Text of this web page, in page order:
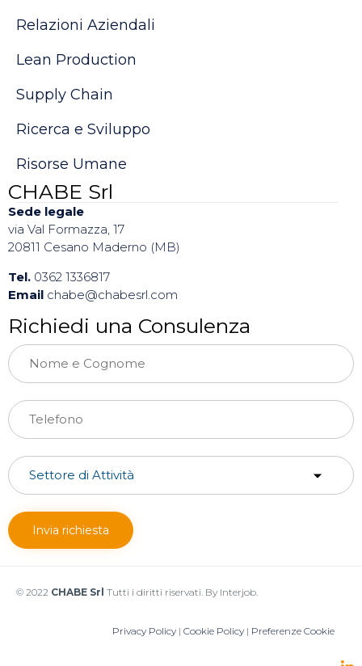
Relazioni Aziendali
Lean Production
Supply Chain
Ricerca e Sviluppo
Risorse Umane
CHABE Srl
Sede legale
via Val Formazza, 17
20811 Cesano Maderno (MB)
Tel. 0362 1336817
Email chabe@chabesrl.com
Richiedi una Consulenza
© 2022 CHABE Srl Tutti i diritti riservati. By Interjob.
Privacy Policy | Cookie Policy | Preferenze Cookie